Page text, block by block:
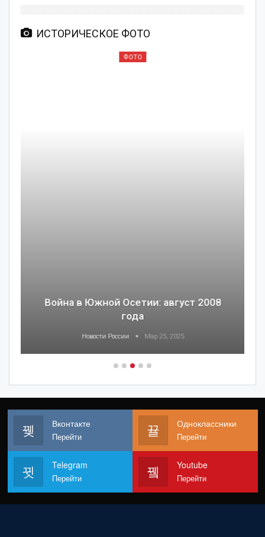
ИСТОРИЧЕСКОЕ ФОТО
ФОТО
Война в Южной Осетии: август 2008
года
Новости России Мар 25, 2025
Вконтакте
Перейти
Одноклассники
Перейти
Telegram
Перейти
Youtube
Перейти